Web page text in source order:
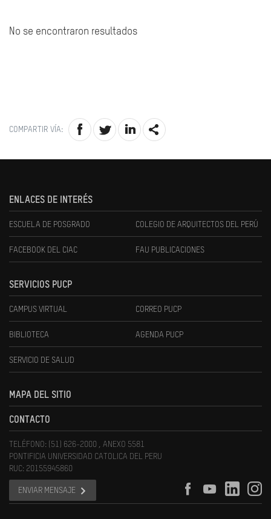
No se encontraron resultados
COMPARTIR VÍA:
ENLACES DE INTERÉS
ESCUELA DE POSGRADO COLEGIO DE ARQUITECTOS DEL PERÚ
FACEBOOK DEL CIAC FAU PUBLICACIONES
SERVICIOS PUCP
CAMPUS VIRTUAL CORREO PUCP
BIBLIOTECA AGENDA PUCP
SERVICIO DE SALUD
MAPA DEL SITIO
CONTACTO
TELÉFONO: (51) 626-2000 , ANEXO 5581
PONTIFICIA UNIVERSIDAD CATOLICA DEL PERU
RUC: 20155945860
ENVIAR MENSAJE